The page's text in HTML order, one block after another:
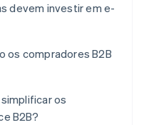
devem investir em e-
os compradores B2B
os
B2B?